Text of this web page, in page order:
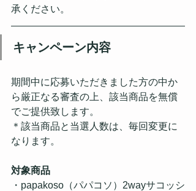
承ください。
キャンペーン内容
期間中に応募いただきました方の中か
ら厳正なる審査の上、該当商品を無償
でご提供致します。
​＊該当商品と当選人数は、毎回変更に
なります。
対象商品
・papakoso（パパコソ）2wayサコッシ